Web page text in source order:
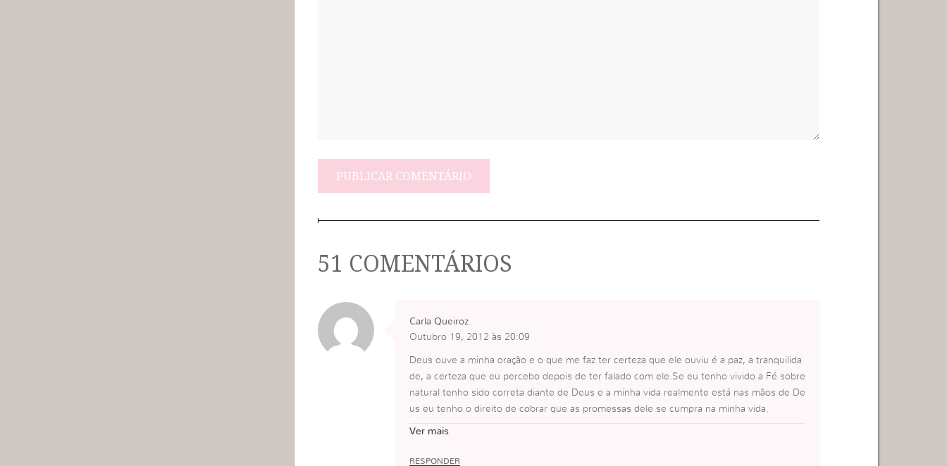
51 COMENTÁRIOS
Carla Queiroz
Outubro 19, 2012 às 20:09
Deus ouve a minha oração e o que me faz ter certeza que ele ouviu é a paz, a tranquilida
de, a certeza que eu percebo depois de ter falado com ele.Se eu tenho vivido a Fé sobre
natural tenho sido correta diante de Deus e a minha vida realmente está nas mãos de De
us eu tenho o direito de cobrar que as promessas dele se cumpra na minha vida.
Se hà sinceridade e humildade da minha parte não tem como Deus não me ouvir, ele ve
Na Fé.
Ver mais
RESPONDER